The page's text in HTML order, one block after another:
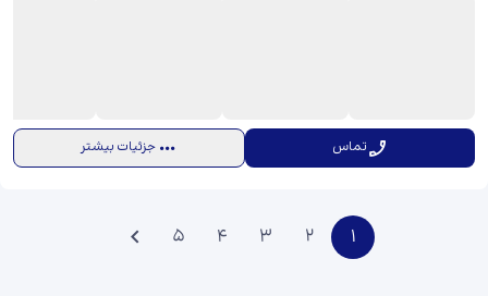
تماس جزئیات بیشتر
1
2
3
4
5